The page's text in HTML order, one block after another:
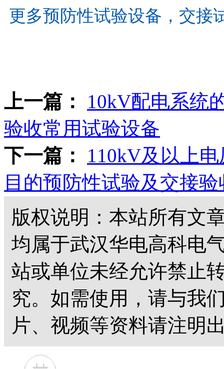
更多预防性试验设备，交接
上一篇：
10kV配电系统
验收常用试验设备
下一篇：
110kV及以上
目的预防性试验及交接
版权说明：本站所有文
均属于武汉华电高科电
站或单位未经允许禁止
究。如需使用，请与我
片、视频等资料请注明